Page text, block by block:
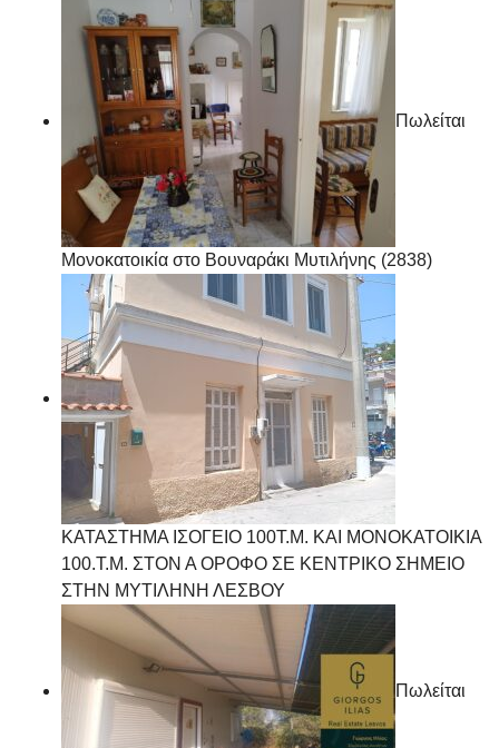
Πωλείται
Μονοκατοικία στο Βουναράκι Μυτιλήνης (2838)
ΚΑΤΑΣΤΗΜΑ ΙΣΟΓΕΙΟ 100Τ.Μ. ΚΑΙ ΜΟΝΟΚΑΤΟΙΚΙΑ
100.Τ.Μ. ΣΤΟΝ Α ΟΡΟΦΟ ΣΕ ΚΕΝΤΡΙΚΟ ΣΗΜΕΙΟ
ΣΤΗΝ ΜΥΤΙΛΗΝΗ ΛΕΣΒΟΥ
Πωλείται